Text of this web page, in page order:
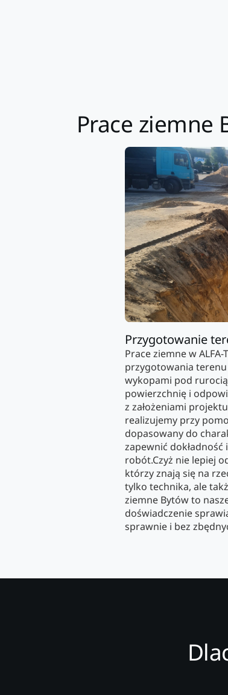
Prace ziemne
Przygotowanie
Prace ziemne w
przygotowania terenu
wykopami pod
powierzchnię i
z założeniami
realizujemy przy
dopasowany do
zapewnić
robót.Czyż nie lepiej
którzy znają się na
tylko technika, ale
ziemne Bytów to
doświadczenie
sprawnie i bez